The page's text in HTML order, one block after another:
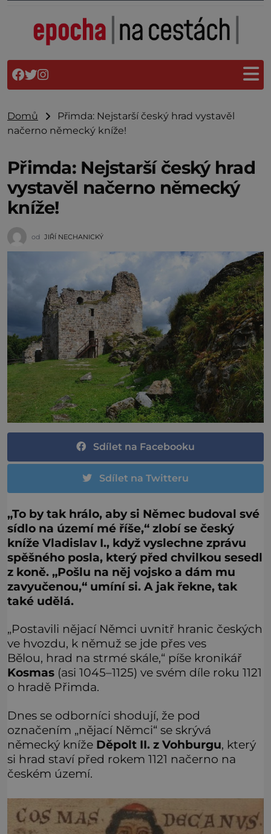
Domů
Přimda: Nejstarší český hrad vystavěl
načerno německý kníže!
Přimda: Nejstarší český hrad
vystavěl načerno německý
kníže!
od JIŘÍ NECHANICKÝ
Sdílet na Facebooku
Sdílet na Twitteru
„To by tak hrálo, aby si Němec budoval své
sídlo na území mé říše,“ zlobí se český
kníže Vladislav I., když vyslechne zprávu
spěšného posla, který před chvilkou sesedl
z koně. „Pošlu na něj vojsko a dám mu
zavyučenou,“ umíní si. A jak řekne, tak
také udělá.
„Postavili nějací Němci uvnitř hranic českých
ve hvozdu, k němuž se jde přes ves
Bělou, hrad na strmé skále,“ píše kronikář
Kosmas (asi 1045–1125) ve svém díle roku 1121
o hradě Přimda.
Dnes se odborníci shodují, že pod
označením „nějací Němci“ se skrývá
německý kníže Děpolt II. z Vohburgu, který
si hrad staví před rokem 1121 načerno na
českém území.